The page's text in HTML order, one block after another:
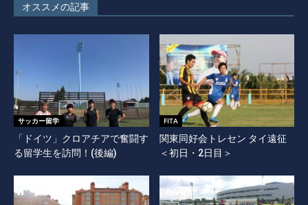
オススメの記事
サッカー留学
「ドイツ」クロアチアで奮闘す
る留学生を訪問！(後編)
FITA
関東同好会トレセン タイ遠征
＜初日・2日目＞